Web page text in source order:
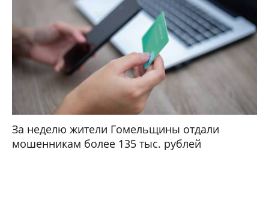
За неделю жители Гомельщины отдали
мошенникам более 135 тыс. рублей